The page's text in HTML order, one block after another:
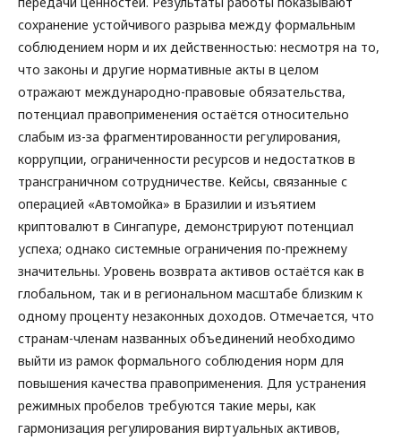
сохранение устойчивого разрыва между формальным
соблюдением норм и их действенностью: несмотря на то,
что законы и другие нормативные акты в целом
отражают международно-правовые обязательства,
потенциал правоприменения остаётся относительно
слабым из-за фрагментированности регулирования,
коррупции, ограниченности ресурсов и недостатков в
трансграничном сотрудничестве. Кейсы, связанные с
операцией «Автомойка» в Бразилии и изъятием
криптовалют в Сингапуре, демонстрируют потенциал
успеха; однако системные ограничения по-прежнему
значительны. Уровень возврата активов остаётся как в
глобальном, так и в региональном масштабе близким к
одному проценту незаконных доходов. Отмечается, что
странам-членам названных объединений необходимо
выйти из рамок формального соблюдения норм для
повышения качества правоприменения. Для устранения
режимных пробелов требуются такие меры, как
гармонизация регулирования виртуальных активов,